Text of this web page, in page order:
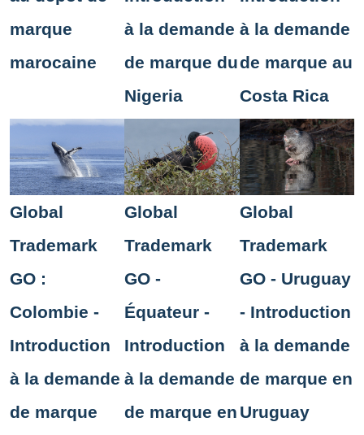
marque
marocaine
à la demande
de marque du
Nigeria
à la demande
de marque au
Costa Rica
Global
Trademark
GO :
Colombie -
Introduction
à la demande
de marque
Global
Trademark
GO -
Équateur -
Introduction
à la demande
de marque en
Global
Trademark
GO - Uruguay
- Introduction
à la demande
de marque en
Uruguay